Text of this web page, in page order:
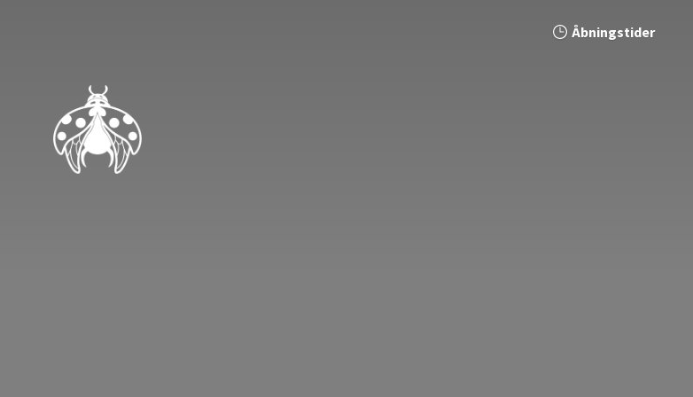
Åbningstider